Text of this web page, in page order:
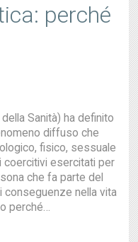
perché
Sanità) ha definito
diffuso che
fisico, sessuale
coercitivi esercitati per
che fa parte del
conseguenze nella vita
perché…